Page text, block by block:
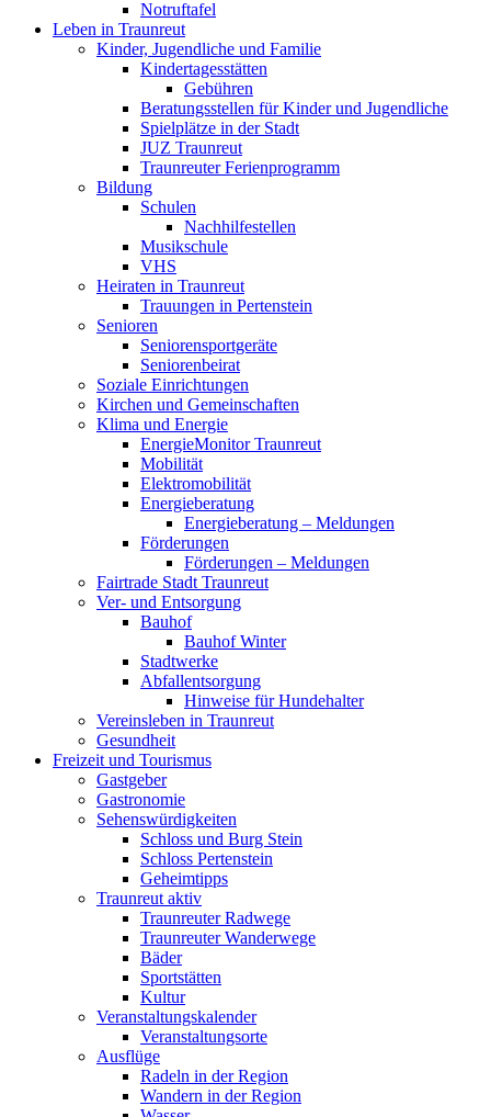
Notruftafel
Leben in Traunreut
Kinder, Jugendliche und Familie
Kindertagesstätten
Gebühren
Beratungsstellen für Kinder und Jugendliche
Spielplätze in der Stadt
JUZ Traunreut
Traunreuter Ferienprogramm
Bildung
Schulen
Nachhilfestellen
Musikschule
VHS
Heiraten in Traunreut
Trauungen in Pertenstein
Senioren
Seniorensportgeräte
Seniorenbeirat
Soziale Einrichtungen
Kirchen und Gemeinschaften
Klima und Energie
EnergieMonitor Traunreut
Mobilität
Elektromobilität
Energieberatung
Energieberatung – Meldungen
Förderungen
Förderungen – Meldungen
Fairtrade Stadt Traunreut
Ver- und Entsorgung
Bauhof
Bauhof Winter
Stadtwerke
Abfallentsorgung
Hinweise für Hundehalter
Vereinsleben in Traunreut
Gesundheit
Freizeit und Tourismus
Gastgeber
Gastronomie
Sehenswürdigkeiten
Schloss und Burg Stein
Schloss Pertenstein
Geheimtipps
Traunreut aktiv
Traunreuter Radwege
Traunreuter Wanderwege
Bäder
Sportstätten
Kultur
Veranstaltungskalender
Veranstaltungsorte
Ausflüge
Radeln in der Region
Wandern in der Region